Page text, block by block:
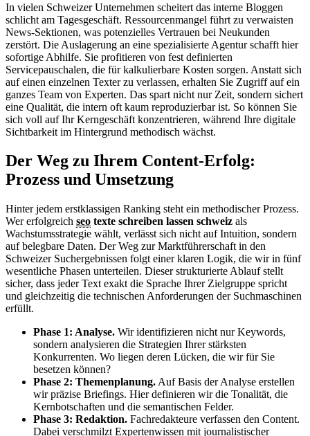
In vielen Schweizer Unternehmen scheitert das interne Bloggen
schlicht am Tagesgeschäft. Ressourcenmangel führt zu verwaisten
News-Sektionen, was potenzielles Vertrauen bei Neukunden
zerstört. Die Auslagerung an eine spezialisierte Agentur schafft hier
sofortige Abhilfe. Sie profitieren von fest definierten
Servicepauschalen, die für kalkulierbare Kosten sorgen. Anstatt sich
auf einen einzelnen Texter zu verlassen, erhalten Sie Zugriff auf ein
ganzes Team von Experten. Das spart nicht nur Zeit, sondern sichert
eine Qualität, die intern oft kaum reproduzierbar ist. So können Sie
sich voll auf Ihr Kerngeschäft konzentrieren, während Ihre digitale
Sichtbarkeit im Hintergrund methodisch wächst.
Der Weg zu Ihrem Content-Erfolg:
Prozess und Umsetzung
Hinter jedem erstklassigen Ranking steht ein methodischer Prozess.
Wer erfolgreich seo texte schreiben lassen schweiz als
Wachstumsstrategie wählt, verlässt sich nicht auf Intuition, sondern
auf belegbare Daten. Der Weg zur Marktführerschaft in den
Schweizer Suchergebnissen folgt einer klaren Logik, die wir in fünf
wesentliche Phasen unterteilen. Dieser strukturierte Ablauf stellt
sicher, dass jeder Text exakt die Sprache Ihrer Zielgruppe spricht
und gleichzeitig die technischen Anforderungen der Suchmaschinen
erfüllt.
Phase 1: Analyse. Wir identifizieren nicht nur Keywords,
sondern analysieren die Strategien Ihrer stärksten
Konkurrenten. Wo liegen deren Lücken, die wir für Sie
besetzen können?
Phase 2: Themenplanung. Auf Basis der Analyse erstellen
wir präzise Briefings. Hier definieren wir die Tonalität, die
Kernbotschaften und die semantischen Felder.
Phase 3: Redaktion. Fachredakteure verfassen den Content.
Dabei verschmilzt Expertenwissen mit journalistischer